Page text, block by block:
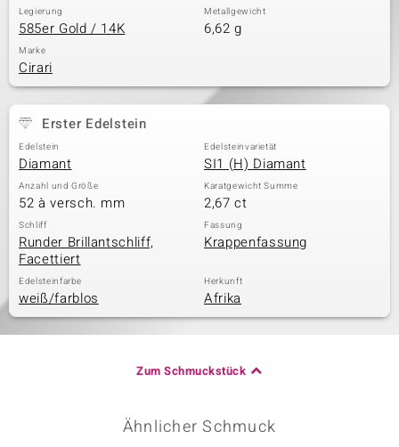
Legierung
585er Gold / 14K
Metallgewicht
6,62 g
Marke
Cirari
Erster Edelstein
Edelstein
Diamant
Edelsteinvarietät
SI1 (H) Diamant
Anzahl und Größe
52 à versch. mm
Karatgewicht Summe
2,67 ct
Schliff
Runder Brillantschliff,
Facettiert
Fassung
Krappenfassung
Edelsteinfarbe
weiß/farblos
Herkunft
Afrika
Zum Schmuckstück
Ähnlicher Schmuck